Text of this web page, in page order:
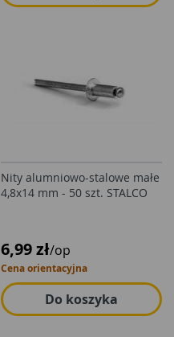
Nity alumniowo-stalowe małe
4,8x14 mm - 50 szt. STALCO
6,99 zł/op
Cena orientacyjna
Do koszyka